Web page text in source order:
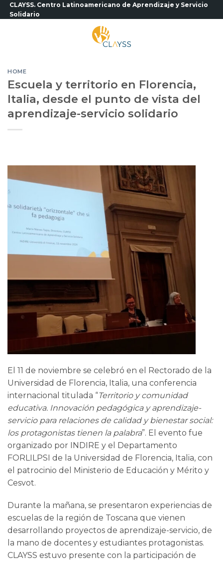
Saltar
al
CLAYSS. Centro Latinoamericano de Aprendizaje y Servicio
Solidario
HOME
Escuela y territorio en Florencia,
Italia, desde el punto de vista del
aprendizaje-servicio solidario
El 11 de noviembre se celebró en el Rectorado de la
Universidad de Florencia, Italia, una conferencia
internacional titulada “Territorio y comunidad
educativa. Innovación pedagógica y aprendizaje-
servicio para relaciones de calidad y bienestar social:
los protagonistas tienen la palabra”. El evento fue
organizado por INDIRE y el Departamento
FORLILPSI de la Universidad de Florencia, Italia, con
el patrocinio del Ministerio de Educación y Mérito y
Cesvot.
Durante la mañana, se presentaron experiencias de
escuelas de la región de Toscana que vienen
desarrollando proyectos de aprendizaje-servicio, de
la mano de docentes y estudiantes protagonistas.
CLAYSS estuvo presente con la participación de